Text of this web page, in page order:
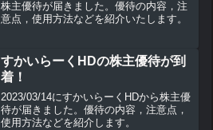
株主優待が届きました。優待の内容，注
意点，使用方法などを紹介いたします。
すかいらーくHDの株主優待が到
着！
2023/03/14にすかいらーくHDから株主優
待が届きました。優待の内容，注意点，
使用方法などを紹介します。